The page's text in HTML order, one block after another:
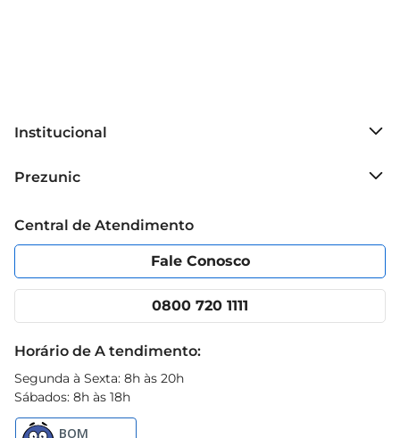
Institucional
Grupo Cencosud
Política de Privacidade
Portal do fornecedor
Cencosud Media
Prezunic
Código de Ética
App Prezunic
Central de Atendimento
Fale Conosco
0800 720 1111
Horário de A tendimento:
Segunda à Sexta: 8h às 20h
Sábados: 8h às 18h